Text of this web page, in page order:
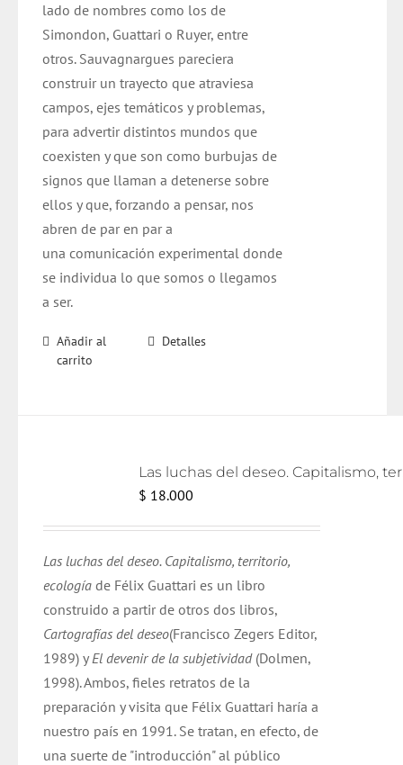
lado de nombres como los de
Simondon, Guattari o Ruyer, entre
otros. Sauvagnargues pareciera
construir un trayecto que atraviesa
campos, ejes temáticos y problemas,
para advertir distintos mundos que
coexisten y que son como burbujas de
signos que llaman a detenerse sobre
ellos y que, forzando a pensar, nos
abren de par en par a
una comunicación experimental donde
se individua lo que somos o llegamos
a ser.
Añadir al
carrito
Detalles
Las
$ 18.000
Las luchas del deseo. Capitalismo, territorio,
ecología de Félix Guattari es un libro
construido a partir de otros dos libros,
Cartografías del deseo(Francisco Zegers Editor,
1989) yEl devenir de la subjetividad(Dolmen,
1998). Ambos, fieles retratos de la
preparación y visita que Félix Guattari haría a
nuestro país en 1991. Se tratan, en efecto, de
una suerte de "introducción" al público